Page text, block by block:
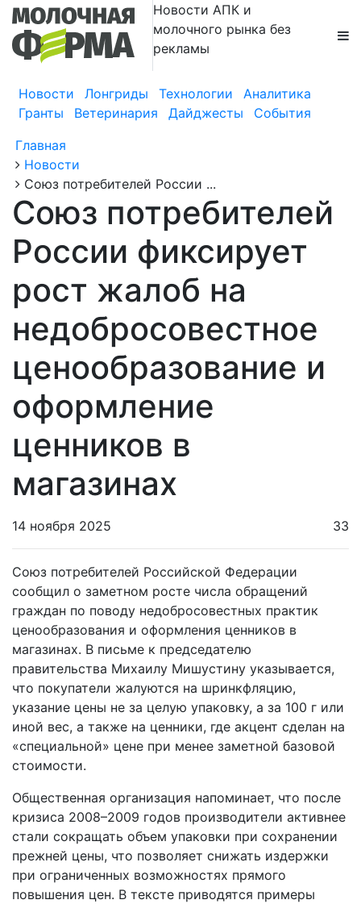
Новости АПК и
молочного рынка без
рекламы
Новости Лонгриды Технологии
Аналитика
Гранты
Ветеринария Дайджесты
События
Главная
Новости
Союз потребителей России ...
Союз потребителей
России фиксирует
рост жалоб на
недобросовестное
ценообразование и
оформление
ценников в
магазинах
14 ноября 2025 33
Союз потребителей Российской Федерации
сообщил о заметном росте числа обращений
граждан по поводу недобросовестных практик
ценообразования и оформления ценников в
магазинах. В письме к председателю
правительства Михаилу Мишустину указывается,
что покупатели жалуются на шринкфляцию,
указание цены не за целую упаковку, а за 100 г или
иной вес, а также на ценники, где акцент сделан на
«специальной» цене при менее заметной базовой
стоимости.
Общественная организация напоминает, что после
кризиса 2008–2009 годов производители активнее
стали сокращать объем упаковки при сохранении
прежней цены, что позволяет снижать издержки
при ограниченных возможностях прямого
повышения цен. В тексте приводятся примеры